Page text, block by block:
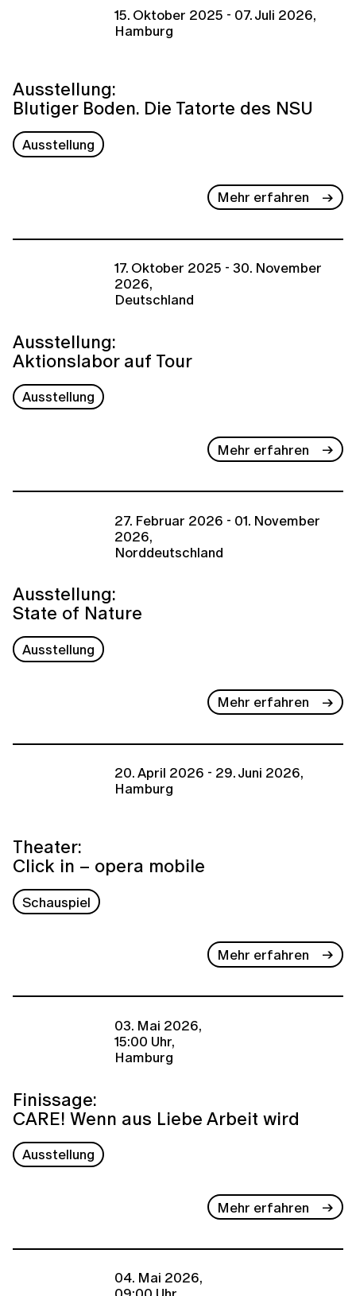
15. Oktober 2025 - 07. Juli 2026,
Hamburg
Ausstellung:
Blutiger Boden. Die Tatorte des NSU
Ausstellung
Mehr erfahren
17. Oktober 2025 - 30. November
2026,
Deutschland
Ausstellung:
Aktionslabor auf Tour
Ausstellung
Mehr erfahren
27. Februar 2026 - 01. November
2026,
Norddeutschland
Ausstellung:
State of Nature
Ausstellung
Mehr erfahren
20. April 2026 - 29. Juni 2026,
Hamburg
Theater:
Click in – opera mobile
Schauspiel
Mehr erfahren
03. Mai 2026,
15:00 Uhr,
Hamburg
Finissage:
CARE! Wenn aus Liebe Arbeit wird
Ausstellung
Mehr erfahren
04. Mai 2026,